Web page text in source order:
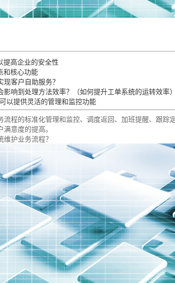
提高企业的安全性
和核心功能
客户自助服务？
响到处理方法效率？（如何提升工单系统的运转效率）
以提供灵活的管理和监控功能
流程的标准化管理和监控、调度返回、加班提醒、跟踪
意度的提高。
护业务流程？